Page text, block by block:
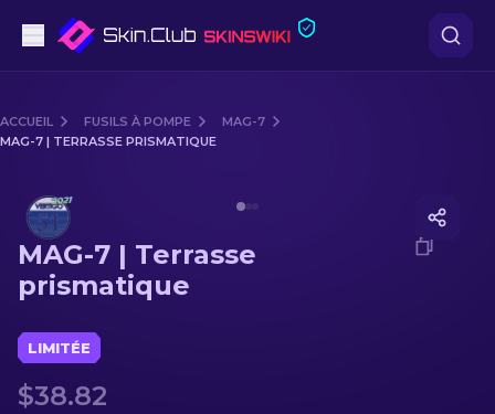
Milieu de gamme
Fusils
Fusils de Précision
Gants
ACCUEIL FUSILS À POMPE
MAG-7
MAG-7 | TERRASSE PRISMATIQUE
MAG-7 | Terrasse
prismatique
LIMITÉE
$38.82